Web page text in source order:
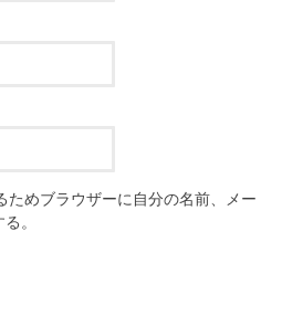
ためブラウザーに自分の名前、メー
。